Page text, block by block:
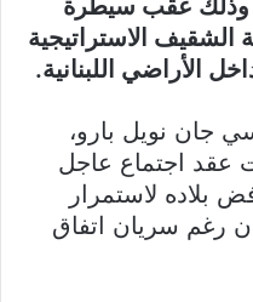
وذلك عقب سيطرة
الشقيف الاستراتيجية
الأراضي اللبنانية.
جان نويل بارو،
عقد اجتماع عاجل
بلاده لاستمرار
رغم سريان اتفاق